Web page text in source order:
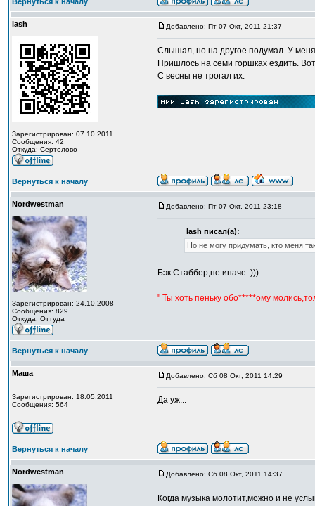
lash
Зарегистрирован: 07.10.2011
Сообщения: 42
Откуда: Сертолово
Добавлено: Пт 07 Окт, 2011 21:37
Слышал, но на другое подумал. У меня
Пришлось на семи горшках ездить.
С весны не трогал их.
Вернуться к началу
Nordwestman
Зарегистрирован: 24.10.2008
Сообщения: 829
Откуда: Оттуда
Добавлено: Пт 07 Окт, 2011 23:18
lash писал(а):
Но не могу придумать, кто меня
Бэк Стаббер,не иначе. )))
" Ты хоть пеньку обо*****ому
Вернуться к началу
Маша
Зарегистрирован: 18.05.2011
Сообщения: 564
Добавлено: Сб 08 Окт, 2011 14:29
Да уж...
Вернуться к началу
Nordwestman Добавлено: Сб 08 Окт, 2011 14:37
Когда музыка молотит,можно и не